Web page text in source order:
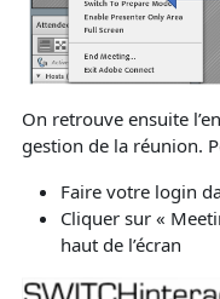
On retrouve ensuite
gestion de la réunion.
Faire votre login
Cliquer sur «
haut de l’écran